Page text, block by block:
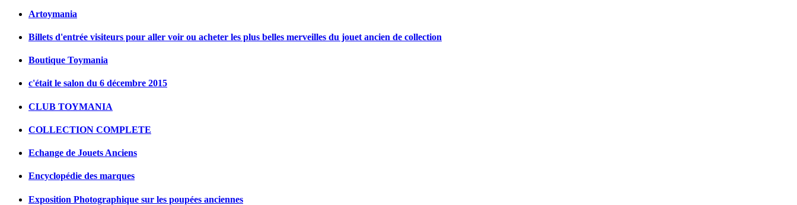
Artoymania
Billets d'entrée visiteurs pour aller voir ou acheter les plus belles merveilles du jouet ancien de collection
Boutique Toymania
c'était le salon du 6 décembre 2015
CLUB TOYMANIA
COLLECTION COMPLETE
Echange de Jouets Anciens
Encyclopédie des marques
Exposition Photographique sur les poupées anciennes